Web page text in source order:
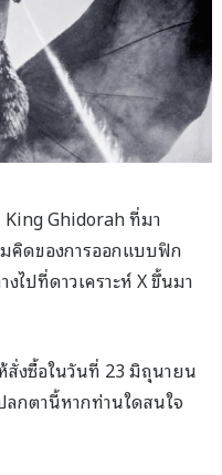
Ghidorah ที่มา
คิดของการออกแบบฟิก
ไปที่ดาวเคราะห์ X ขึ้นมา
สั่งซื้อในวันที่ 23 มิถุนายน
ลกตานี้หากท่านใดสนใจ